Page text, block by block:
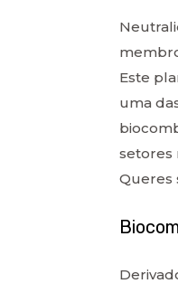
Este
uma
setores
Queres